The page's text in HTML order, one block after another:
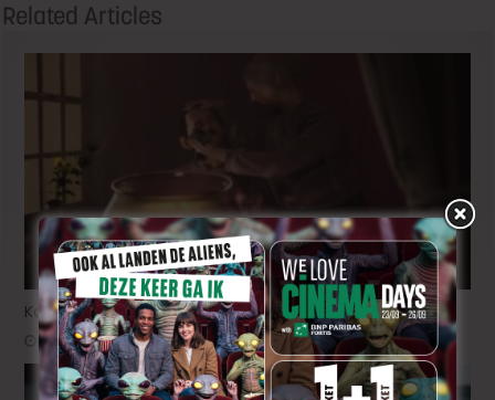
Related Articles
Korte animatiefilm ‘Melk’ nu ook uitgenodigd voor TIFF
21 uur ago